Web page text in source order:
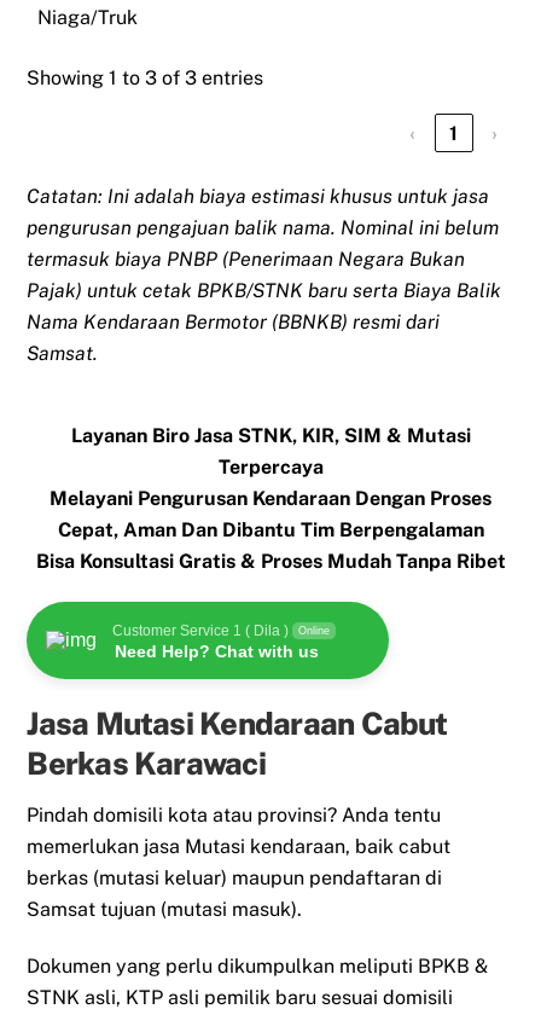
Niaga/Truk
Showing 1 to 3 of 3 entries
‹ 1 ›
Catatan: Ini adalah biaya estimasi khusus untuk jasa
pengurusan pengajuan balik nama. Nominal ini belum
termasuk biaya PNBP (Penerimaan Negara Bukan
Pajak) untuk cetak BPKB/STNK baru serta Biaya Balik
Nama Kendaraan Bermotor (BBNKB) resmi dari
Samsat.
Layanan Biro Jasa STNK, KIR, SIM & Mutasi
Terpercaya
Melayani Pengurusan Kendaraan Dengan Proses
Cepat, Aman Dan Dibantu Tim Berpengalaman
Bisa Konsultasi Gratis & Proses Mudah Tanpa Ribet
Customer Service 1 ( Dila ) Online
Need Help? Chat with us
Jasa Mutasi Kendaraan Cabut
Berkas Karawaci
Pindah domisili kota atau provinsi? Anda tentu
memerlukan jasa Mutasi kendaraan, baik cabut
berkas (mutasi keluar) maupun pendaftaran di
Samsat tujuan (mutasi masuk).
Dokumen yang perlu dikumpulkan meliputi BPKB &
STNK asli, KTP asli pemilik baru sesuai domisili